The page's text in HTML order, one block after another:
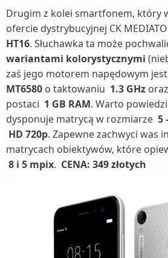
Drugim z kolei smartfonem, który
ofercie dystrybucyjnej CK
HT16. Słuchawka ta może
wariantami kolorystycznymi
zaś jego motorem napędowym
MT6580 o taktowaniu 1.3 GHz
postaci 1 GB RAM. Warto
dysponuje matrycą w rozmiarze 5
HD 720p. Zapewne zachwyci was
matrycach obiektywów, które
8 i 5 mpix. CENA: 349 złotych